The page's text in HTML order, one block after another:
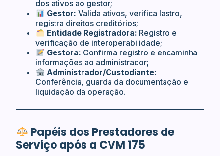
dos ativos ao gestor;
Gestor: Valida ativos, verifica lastro,
registra direitos creditórios;
Entidade Registradora: Registro e
verificação de interoperabilidade;
Gestora: Confirma registro e encaminha
informações ao administrador;
Administrador/Custodiante:
Conferência, guarda da documentação e
liquidação da operação.
Papéis dos Prestadores de
Serviço após a CVM 175